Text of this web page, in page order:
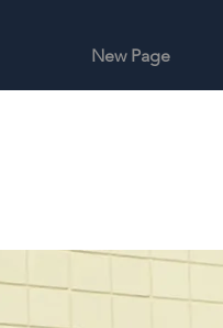
New Page